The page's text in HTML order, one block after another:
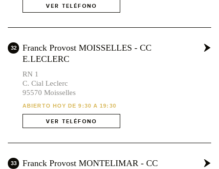
VER TELÉFONO
32
Franck Provost MOISSELLES - CC
E.LECLERC
RN 1
C. Cial Leclerc
95570 Moisselles
ABIERTO HOY DE 9:30 A 19:30
VER TELÉFONO
33
Franck Provost MONTELIMAR - CC